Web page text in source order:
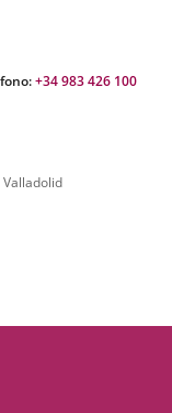
+34 983 426 100